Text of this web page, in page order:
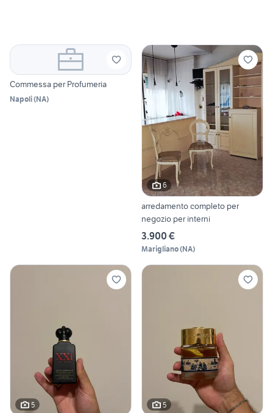
Commessa per Profumeria
Napoli(NA)
6
arredamento completo per
negozio per interni
3.900 €
Marigliano(NA)
5 5